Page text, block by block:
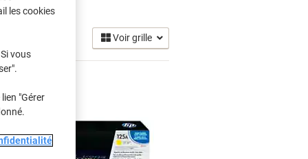
Voir grille
les cookies
vous
"Gérer